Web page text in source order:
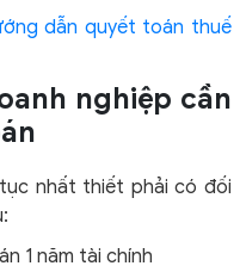
dẫn quyết toán thuế
nghiệp cần
nhất thiết phải có đối
1 năm tài chính